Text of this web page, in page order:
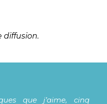
diffusion.
que j’aime, cinq